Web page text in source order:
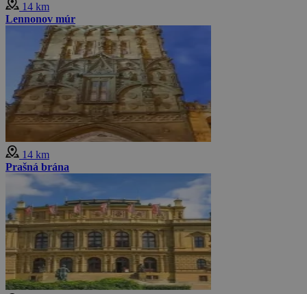
14 km
Lennonov múr
14 km
Prašná brána